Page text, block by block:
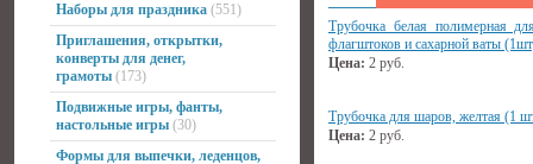
Наборы для праздника (551)
Приглашения, открытки,
конверты для денег,
грамоты (173)
Подвижные игры, фанты,
настольные игры (30)
Формы для выпечки, леденцов,
Трубочка белая полимерная
флагштоков и сахарной ваты
Цена: 2 руб.
Трубочка для шаров, желтая (1
Цена: 2 руб.